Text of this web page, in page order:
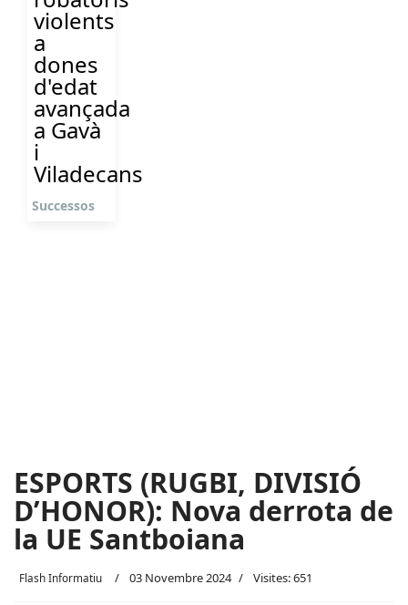
violents
a
dones
d'edat
avançada
a Gavà
i
Viladecans
Successos
ESPORTS (RUGBI, DIVISIÓ
D’HONOR): Nova derrota de
la UE Santboiana
Flash Informatiu 03 Novembre 2024 Visites: 651